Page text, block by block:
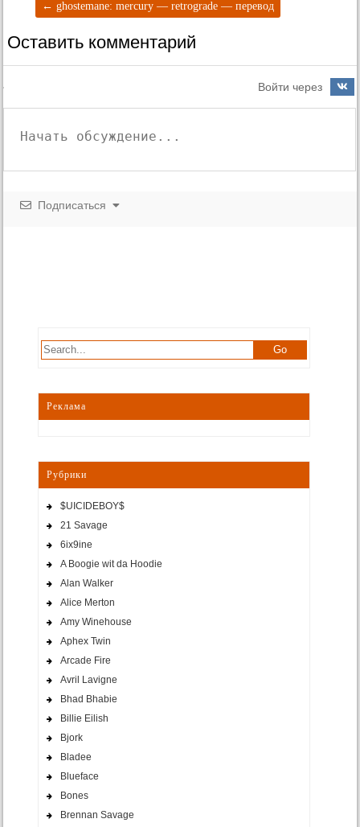
← ghostemane: mercury — retrograde — перевод
Оставить комментарий
Войти через
Подписаться
Реклама
Рубрики
$UICIDEBOY$
21 Savage
6ix9ine
A Boogie wit da Hoodie
Alan Walker
Alice Merton
Amy Winehouse
Aphex Twin
Arcade Fire
Avril Lavigne
Bhad Bhabie
Billie Eilish
Bjork
Bladee
Blueface
Bones
Brennan Savage